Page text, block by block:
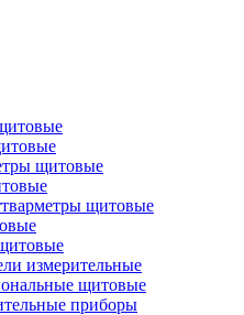
щитовые
щитовые
измерительные
щитовые
приборы